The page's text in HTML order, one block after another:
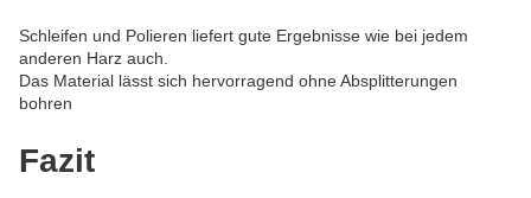
Schleifen und Polieren liefert gute Ergebnisse wie bei jedem
anderen Harz auch.
Das Material lässt sich hervorragend ohne Absplitterungen
bohren
Fazit